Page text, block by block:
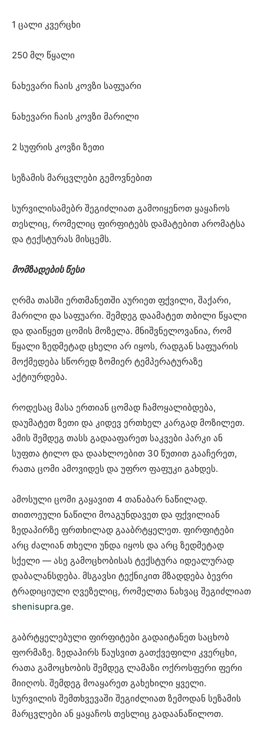
1 ცალი კვერცხი
250 მლ წყალი
ნახევარი ჩაის კოვზი საფუარი
ნახევარი ჩაის კოვზი მარილი
2 სუფრის კოვზი ზეთი
სეზამის მარცვლები გემოვნებით
სურვილისამებრ შეგიძლიათ გამოიყენოთ ყაყაჩოს
თესლიც, რომელიც ფირფიტებს დამატებით არომატსა
და ტექსტურას მისცემს.
მომზადების წესი
ღრმა თასში ერთმანეთში აურიეთ ფქვილი, შაქარი,
მარილი და საფუარი. შემდეგ დაამატეთ თბილი წყალი
და დაიწყეთ ცომის მოზელა. მნიშვნელოვანია, რომ
წყალი ზედმეტად ცხელი არ იყოს, რადგან საფუარის
მოქმედება სწორედ ზომიერ ტემპერატურაზე
აქტიურდება.
როდესაც მასა ერთიან ცომად ჩამოყალიბდება,
დაუმატეთ ზეთი და კიდევ ერთხელ კარგად მოზილეთ.
ამის შემდეგ თასს გადააფარეთ საკვები პარკი ან
სუფთა ტილო და დაახლოებით 30 წუთით გააჩერეთ,
რათა ცომი ამოვიდეს და უფრო ფაფუკი გახდეს.
ამოსული ცომი გაყავით 4 თანაბარ ნაწილად.
თითოეული ნაწილი მოაგუნდავეთ და ფქვილიან
ზედაპირზე ფრთხილად გააბრტყელეთ. ფირფიტები
არც ძალიან თხელი უნდა იყოს და არც ზედმეტად
სქელი — ასე გამოცხობისას ტექსტურა იდეალურად
დაბალანსდება. მსგავსი ტექნიკით მზადდება ბევრი
ტრადიციული ღვეზელიც, რომელთა ნახვაც შეგიძლიათ
shenisupra.ge⁠.
გაბრტყელებული ფირფიტები გადაიტანეთ საცხობ
ფორმაზე. ზედაპირს წაუსვით გათქვეფილი კვერცხი,
რათა გამოცხობის შემდეგ ლამაზი ოქროსფერი ფერი
მიიღოს. შემდეგ მოაყარეთ გახეხილი ყველი.
სურვილის შემთხვევაში შეგიძლიათ ზემოდან სეზამის
მარცვლები ან ყაყაჩოს თესლიც გადაანაწილოთ.